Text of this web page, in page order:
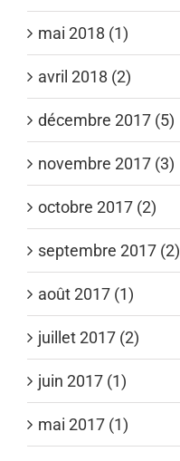
mai 2018 (1)
avril 2018 (2)
décembre 2017 (5)
novembre 2017 (3)
octobre 2017 (2)
septembre 2017 (2)
août 2017 (1)
juillet 2017 (2)
juin 2017 (1)
mai 2017 (1)